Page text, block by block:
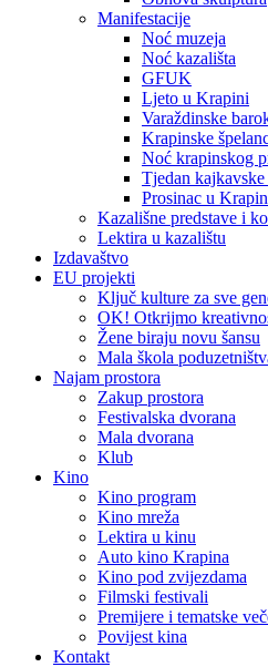
Manifestacije
Noć muzeja
Noć kazališta
GFUK
Ljeto u Krapini
Varaždinske
Krapinske
Noć krapinskog
Tjedan
Prosinac u
Kazališne predstave i
Lektira u kazalištu
Izdavaštvo
EU projekti
Ključ kulture za sve
OK! Otkrijmo
Žene biraju novu šansu
Mala škola
Najam prostora
Zakup prostora
Festivalska dvorana
Mala dvorana
Klub
Kino
Kino program
Kino mreža
Lektira u kinu
Auto kino Krapina
Kino pod zvijezdama
Filmski festivali
Premijere i tematske
Povijest kina
Kontakt